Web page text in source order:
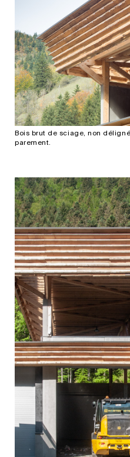
Bois brut de sciage, non
parement.